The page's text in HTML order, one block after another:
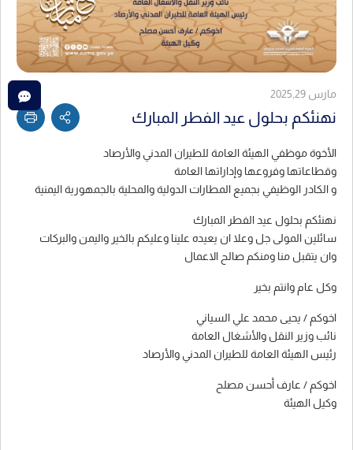
مارس 2025,29
نهنئكم بحلول عيد الفطر المبارك
الأخوة موظفي الهيئة العامة للطيران المدني والأرصاد
وقطاعاتها وفروعها وإداراتها العامة
و الكادر الوظيفي بجميع المطارات الدولية والمحلية بالجمهورية اليمنية
نهنئكم بحلول عيد الفطر المبارك
سائلين المولى جل وعلا ان يعيده علينا وعليكم بالخير واليمن والبركات
وان يتقبل منا ومنكم صالح الاعمال
وكل عام وانتم بخير
اخوكم / يحيى محمد علي السياني
نائب وزير النقل والأشغال العامة
رئيس الهيئة العامة للطيران المدني والأرصاد
اخوكم / عارف أحسن مصلح
وكيل الهيئة